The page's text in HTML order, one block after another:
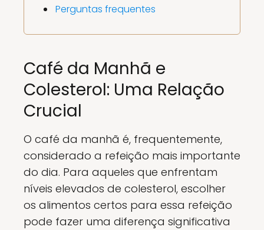
Perguntas frequentes
Café da Manhã e
Colesterol: Uma Relação
Crucial
O café da manhã é, frequentemente,
considerado a refeição mais importante
do dia. Para aqueles que enfrentam
níveis elevados de colesterol, escolher
os alimentos certos para essa refeição
pode fazer uma diferença significativa